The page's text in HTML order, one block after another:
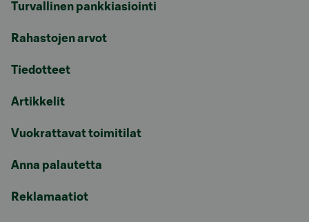
Turvallinen pankkiasiointi
Rahastojen arvot
Tiedotteet
Artikkelit
Vuokrattavat toimitilat
Anna palautetta
Reklamaatiot